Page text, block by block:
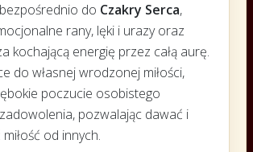
do Czakry Serca,
rany, lęki i urazy oraz
kochającą energię przez całą aurę.
do własnej wrodzonej miłości,
poczucie osobistego
pozwalając dawać i
od innych.